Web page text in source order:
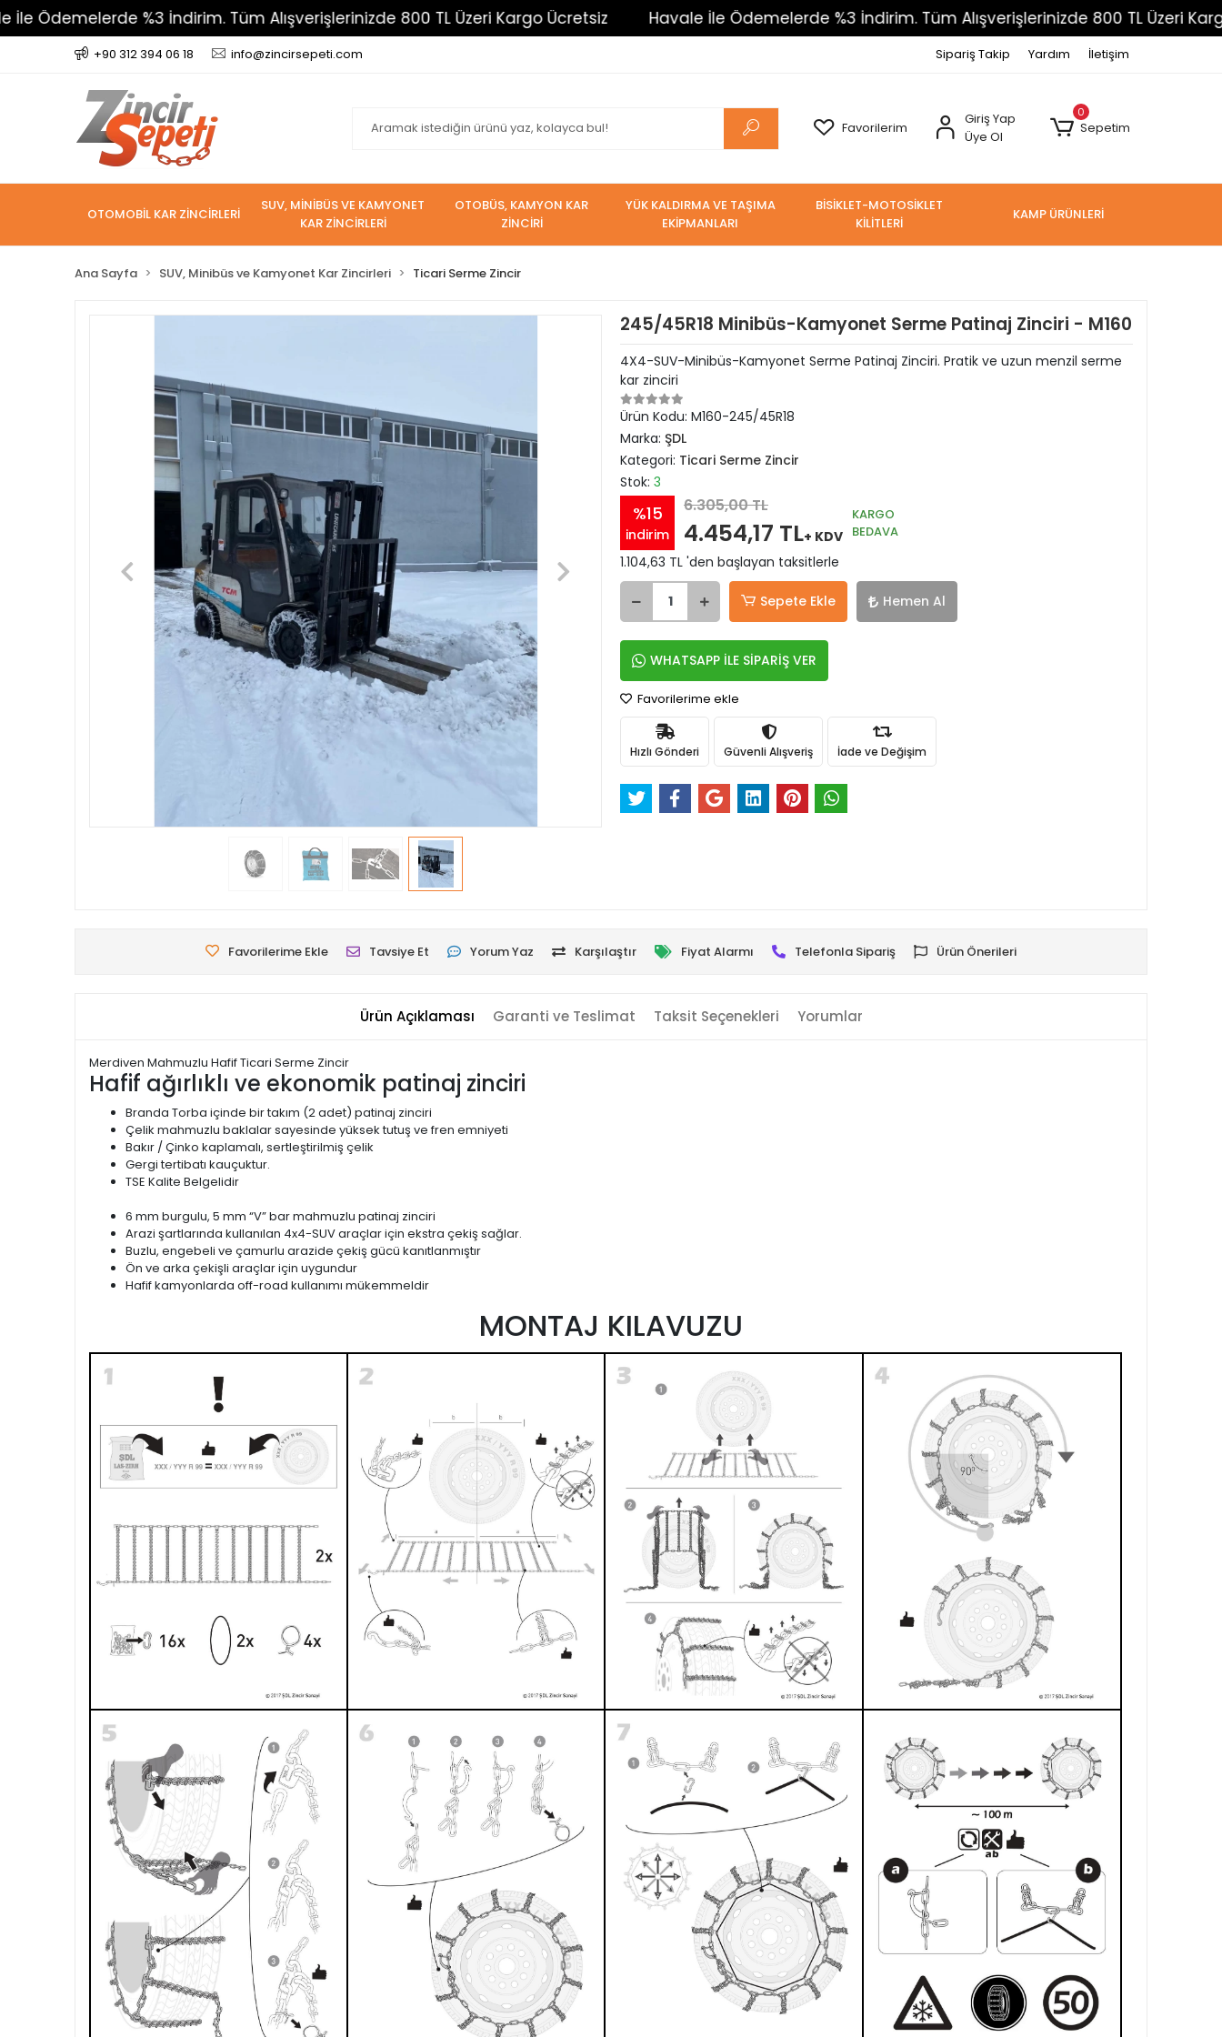
%3 İndirim. Tüm Alışverişlerinizde 800 TL Üzeri Kargo Ücretsiz Havale İle Ödemelerde %3 İndirim. Tüm Alışverişlerinizde 800 TL Üzeri Kargo
+90 312 394 06 18 info@zincirsepeti.com Sipariş Takip Yardım İletişim
Favorilerim
Giriş Yap
Üye Ol
0
Sepetim
OTOMOBİL KAR ZİNCİRLERİ
SUV, MİNİBÜS VE KAMYONET
KAR ZİNCİRLERİ
OTOBÜS, KAMYON KAR
ZİNCİRİ
YÜK KALDIRMA VE TAŞIMA
EKİPMANLARI
BİSİKLET-MOTOSİKLET
KİLİTLERİ
KAMP ÜRÜNLERİ
Ana Sayfa SUV, Minibüs ve Kamyonet Kar Zincirleri Ticari Serme Zincir
245/45R18 Minibüs-Kamyonet Serme Patinaj Zinciri - M160
4X4-SUV-Minibüs-Kamyonet Serme Patinaj Zinciri. Pratik ve uzun menzil serme
kar zinciri
Ürün Kodu: M160-245/45R18
Marka: ŞDL
Kategori: Ticari Serme Zincir
Stok: 3
%15
indirim
6.305,00 TL
4.454,17 TL+ KDV
KARGO
BEDAVA
1.104,63 TL 'den başlayan taksitlerle
Sepete Ekle Hemen Al
WHATSAPP İLE SİPARİŞ VER
Favorilerime ekle
Hızlı Gönderi Güvenli Alışveriş İade ve Değişim
Favorilerime Ekle Tavsiye Et Yorum Yaz Karşılaştır Fiyat Alarmı Telefonla Sipariş Ürün Önerileri
Ürün Açıklaması Garanti ve Teslimat Taksit Seçenekleri Yorumlar
Merdiven Mahmuzlu Hafif Ticari Serme Zincir
Hafif ağırlıklı ve ekonomik patinaj zinciri
Branda Torba içinde bir takım (2 adet) patinaj zinciri
Çelik mahmuzlu baklalar sayesinde yüksek tutuş ve fren emniyeti
Bakır / Çinko kaplamalı, sertleştirilmiş çelik
Gergi tertibatı kauçuktur.
TSE Kalite Belgelidir
6 mm burgulu, 5 mm “V” bar mahmuzlu patinaj zinciri
Arazi şartlarında kullanılan 4x4-SUV araçlar için ekstra çekiş sağlar.
Buzlu, engebeli ve çamurlu arazide çekiş gücü kanıtlanmıştır
Ön ve arka çekişli araçlar için uygundur
Hafif kamyonlarda off-road kullanımı mükemmeldir
MONTAJ KILAVUZU